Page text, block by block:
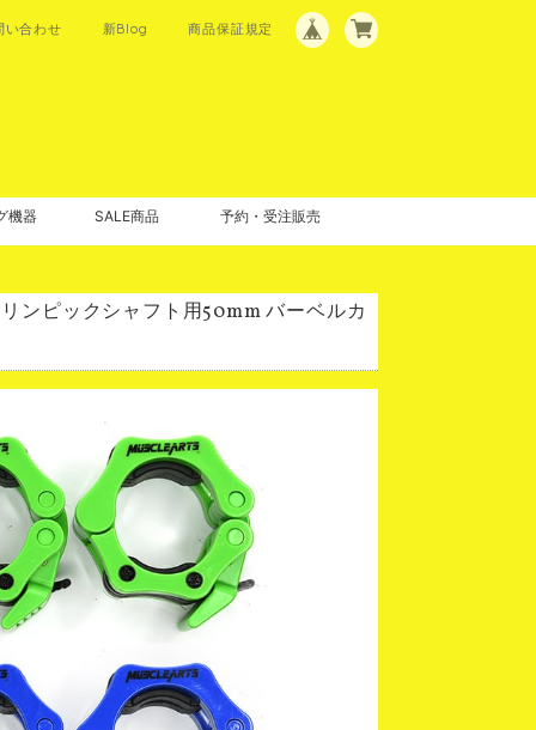
い合わせ 新Blog 商品保証規定
機器 SALE商品 予約・受注販売
ンピックシャフト用50mm バーベルカ